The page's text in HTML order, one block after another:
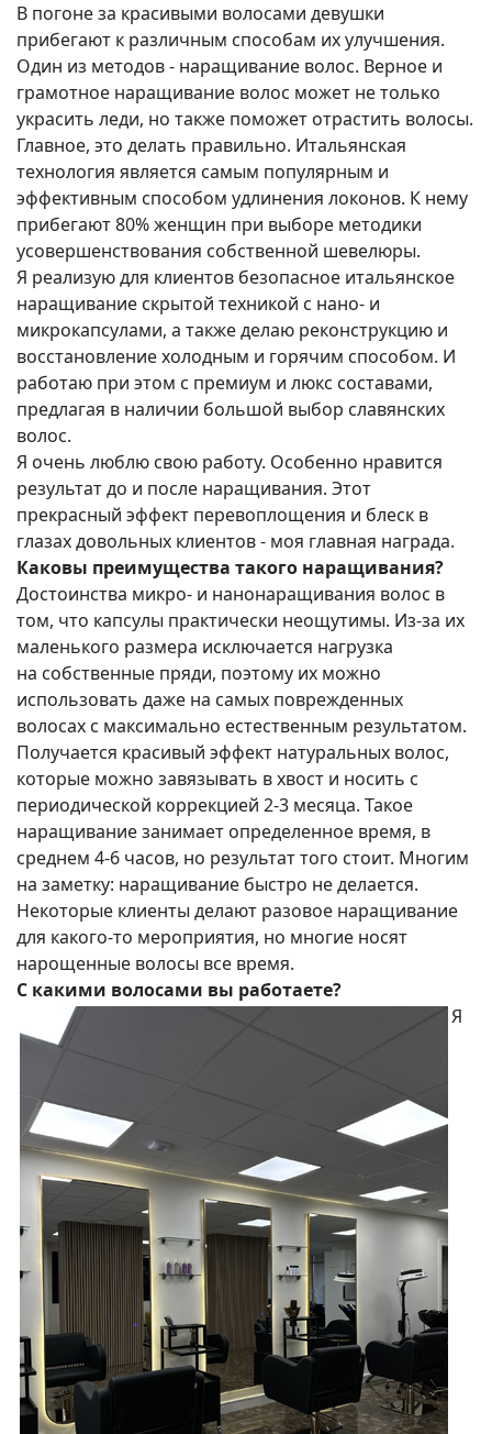
В погоне за красивыми волосами девушки
прибегают к различным способам их улучшения.
Один из методов - наращивание волос. Верное и
грамотное наращивание волос может не только
украсить леди, но также поможет отрастить волосы.
Главное, это делать правильно. Итальянская
технология является самым популярным и
эффективным способом удлинения локонов. К нему
прибегают 80% женщин при выборе методики
усовершенствования собственной шевелюры.
Я реализую для клиентов безопасное итальянское
наращивание скрытой техникой c нано- и
микрокапсулами, а также делаю реконструкцию и
восстановление холодным и горячим способом. И
работаю при этом с премиум и люкс составами,
предлагая в наличии большой выбор славянских
волос.
Я очень люблю свою работу. Особенно нравится
результат до и после наращивания. Этот
прекрасный эффект перевоплощения и блеск в
глазах довольных клиентов - моя главная награда.
Каковы преимущества такого наращивания?
Достоинства микро- и нанонаращивания волос в
том, что капсулы практически неощутимы. Из-за их
маленького размера исключается нагрузка
на собственные пряди, поэтому их можно
использовать даже на самых поврежденных
волосах с максимально естественным результатом.
Получается красивый эффект натуральных волос,
которые можно завязывать в хвост и носить с
периодической коррекцией 2-3 месяца. Такое
наращивание занимает определенное время, в
среднем 4-6 часов, но результат того стоит. Многим
на заметку: наращивание быстро не делается.
Некоторые клиенты делают разовое наращивание
для какого-то мероприятия, но многие носят
нарощенные волосы все время.
С какими волосами вы работаете?
Я